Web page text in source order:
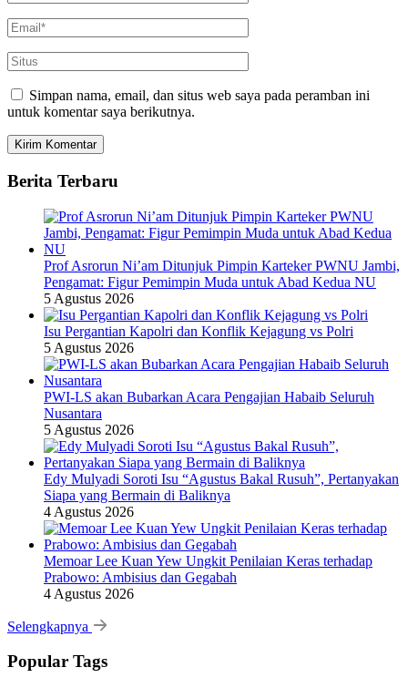
Simpan nama, email, dan situs web saya pada peramban ini
untuk komentar saya berikutnya.
Berita Terbaru
Prof Asrorun Ni’am Ditunjuk Pimpin Karteker PWNU Jambi,
Pengamat: Figur Pemimpin Muda untuk Abad Kedua NU
5 Agustus 2026
Isu Pergantian Kapolri dan Konflik Kejagung vs Polri
5 Agustus 2026
PWI-LS akan Bubarkan Acara Pengajian Habaib Seluruh
Nusantara
5 Agustus 2026
Edy Mulyadi Soroti Isu “Agustus Bakal Rusuh”, Pertanyakan
Siapa yang Bermain di Baliknya
4 Agustus 2026
Memoar Lee Kuan Yew Ungkit Penilaian Keras terhadap
Prabowo: Ambisius dan Gegabah
4 Agustus 2026
Selengkapnya
Popular Tags